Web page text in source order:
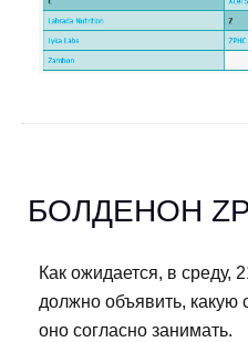
БОЛДЕНОН
Как ожидается, в среду,
должно объявить, какую
оно согласно занимать.